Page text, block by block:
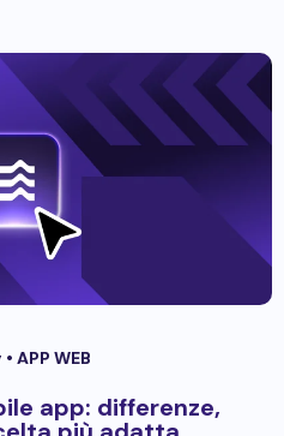
APP WEB
app: differenze,